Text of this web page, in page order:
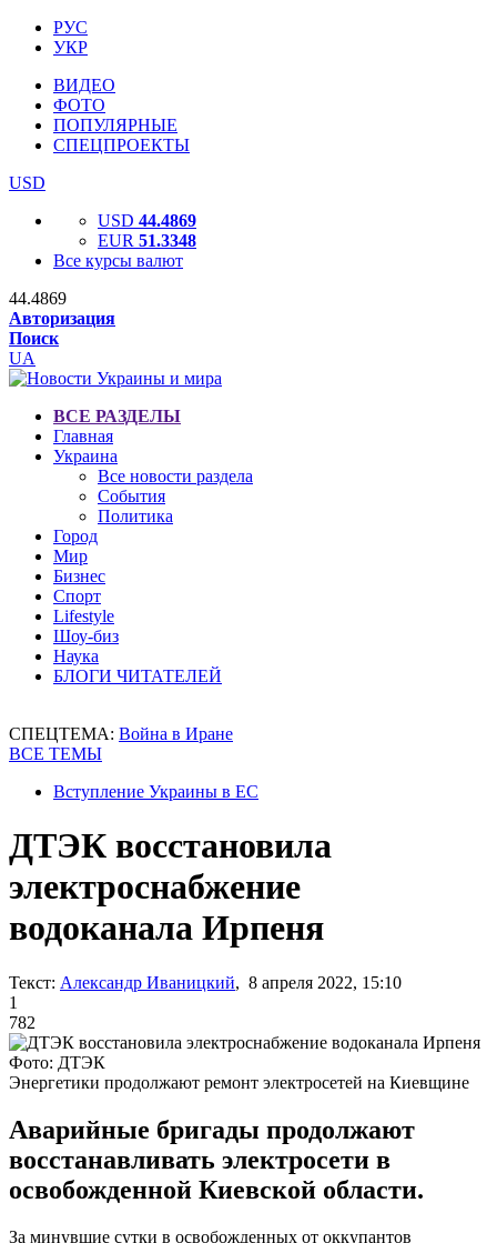
РУС
УКР
ВИДЕО
ФОТО
ПОПУЛЯРНЫЕ
СПЕЦПРОЕКТЫ
USD
USD 44.4869
EUR 51.3348
Все курсы валют
44.4869
Авторизация
Поиск
UA
ВСЕ РАЗДЕЛЫ
Главная
Украина
Все новости раздела
События
Политика
Город
Мир
Бизнес
Спорт
Lifestyle
Шоу-биз
Наука
БЛОГИ ЧИТАТЕЛЕЙ
СПЕЦТЕМА: Война в Иране
ВСЕ ТЕМЫ
Вступление Украины в ЕС
ДТЭК восстановила
электроснабжение
водоканала Ирпеня
Текст: Александр Иваницкий, 8 апреля 2022, 15:10
1
782
Фото: ДТЭК
Энергетики продолжают ремонт электросетей на Киевщине
Аварийные бригады продолжают
восстанавливать электросети в
освобожденной Киевской области.
За минувшие сутки в освобожденных от оккупантов